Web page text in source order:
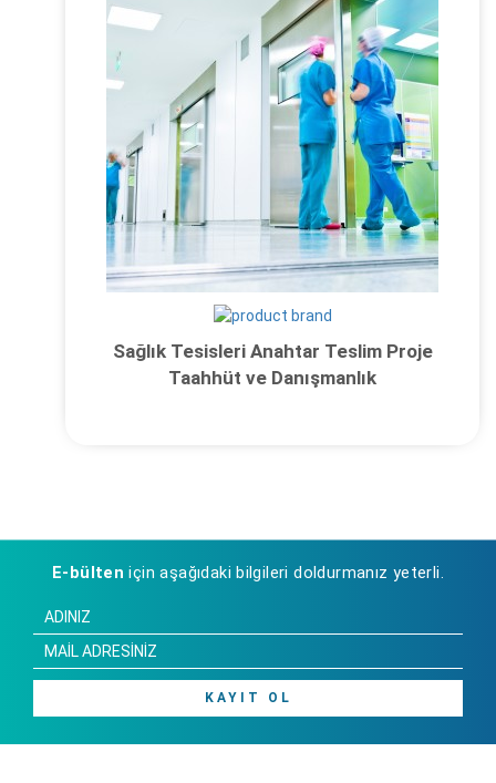
Sağlık Tesisleri Anahtar Teslim Proje
Taahhüt ve Danışmanlık
E-bülten için aşağıdaki bilgileri doldurmanız yeterli.
KAYIT OL